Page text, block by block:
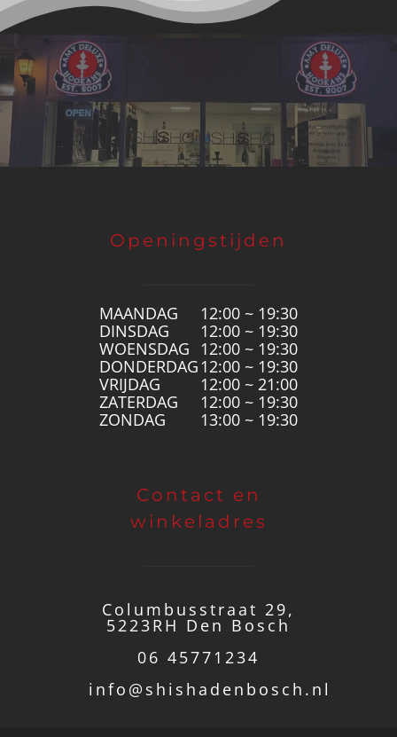
Openingstijden
MAANDAG
12:00 ~ 19:30
DINSDAG
12:00 ~ 19:30
WOENSDAG
12:00 ~ 19:30
DONDERDAG 12:00 ~ 19:30
VRIJDAG
12:00 ~ 21:00
ZATERDAG
12:00 ~ 19:30
ZONDAG
13:00 ~ 19:30
Contact en
winkeladres
Columbusstraat 29,
5223RH Den Bosch
06 45771234
info@shishadenbosch.nl